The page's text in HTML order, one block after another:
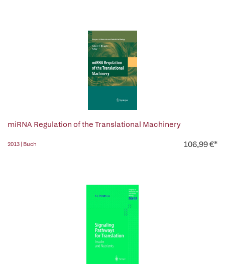
miRNA Regulation of the Translational Machinery
2013 | Buch 106,99 €*